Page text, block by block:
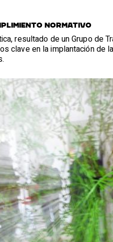
normativo
resultado de un Grupo de
clave en la implantación de